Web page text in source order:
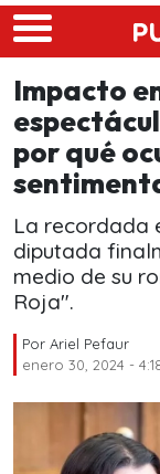
Skip to main
Impacto
por qué
La recordada
diputada
medio de su
Roja".
Por Ariel Pefaur
enero 30, 2024 -